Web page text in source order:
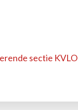
sectie KVLO